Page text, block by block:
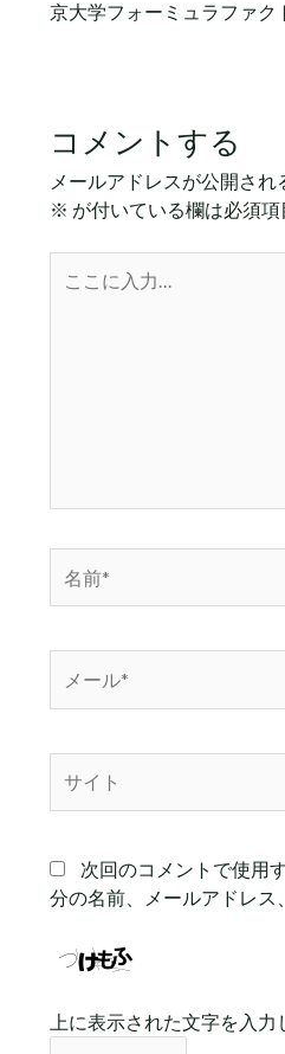
京大学フォーミュラファク
コメントする
メールアドレスが公開され
※ が付いている欄は必須項
こ
前
ー
*
次回のコメントで使用
分の名前、メールアドレス
上に表示された文字を入力